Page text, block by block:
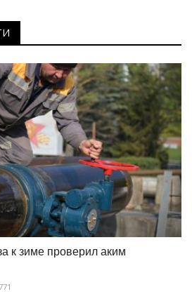
к зиме проверил аким